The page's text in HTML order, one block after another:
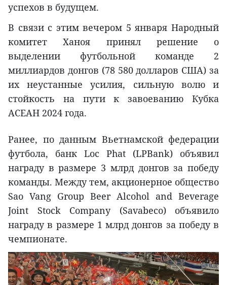
успехов в будущем.
В связи с этим вечером 5 января Народный
комитет Ханоя принял решение о
выделении футбольной команде 2
миллиардов донгов (78 580 долларов США) за
их неустанные усилия, сильную волю и
стойкость на пути к завоеванию Кубка
АСЕАН 2024 года.
Ранее, по данным Вьетнамской федерации
футбола, банк Loc Phat (LPBank) объявил
награду в размере 3 млрд донгов за победу
команды. Между тем, акционерное общество
Sao Vang Group Beer Alcohol and Beverage
Joint Stock Company (Savabeco) объявило
награду в размере 1 млрд донгов за победу в
чемпионате.